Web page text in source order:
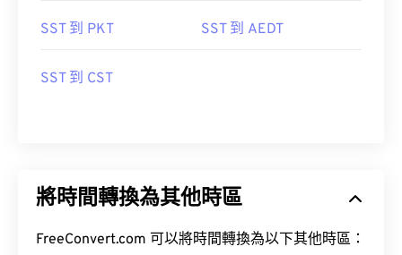
SST 到 PKT SST 到 AEDT
SST 到 CST
將時間轉換為其他時區
FreeConvert.com 可以將時間轉換為以下其他時區：